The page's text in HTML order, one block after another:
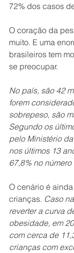
72% dos casos
O coração da
muito. E uma
brasileiros tem
se preocupar.
No país, são 42
forem
sobrepeso, são
Segundo os
pelo Ministério
nos últimos 13
67,8% no
O cenário é
crianças. Caso
reverter a curva
obesidade, em
com cerca de
crianças com